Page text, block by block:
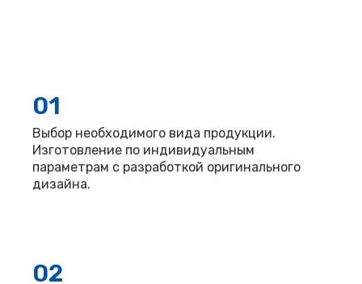
01
Выбор необходимого вида продукции.
Изготовление по индивидуальным
параметрам с разработкой оригинального
дизайна.
02